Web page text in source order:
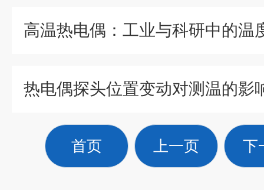
高温热电偶：工业与科研中的温
热电偶探头位置变动对测温的影
首页 上一页 下